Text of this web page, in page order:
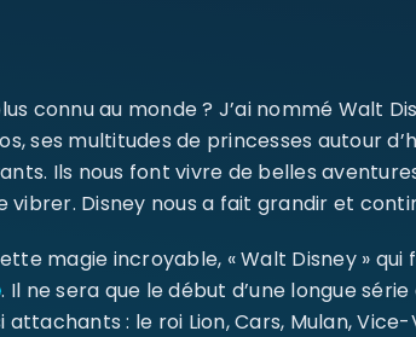
connu au monde ? J’ai nommé Walt
ses multitudes de princesses autour
Ils nous font vivre de belles
Disney nous a fait grandir et
magie incroyable, « Walt Disney »
. Il ne sera que le début d’une longue
: le roi Lion, Cars, Mulan,